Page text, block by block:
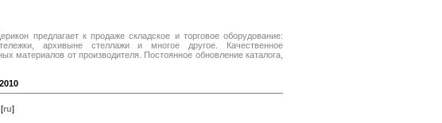
предлагает к продаже складское и торговое оборудование:
архивыне стеллажи и многое другое. Качественное
материалов от производителя. Постоянное обновление каталога,
[ru]